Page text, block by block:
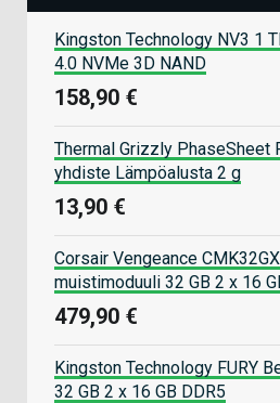
Kingston Technology NV3 1
4.0 NVMe 3D NAND
158,90 €
Thermal Grizzly PhaseSheet
yhdiste Lämpöalusta 2 g
13,90 €
Corsair Vengeance
muistimoduuli 32 GB 2 x 16
479,90 €
Kingston Technology FURY
32 GB 2 x 16 GB DDR5